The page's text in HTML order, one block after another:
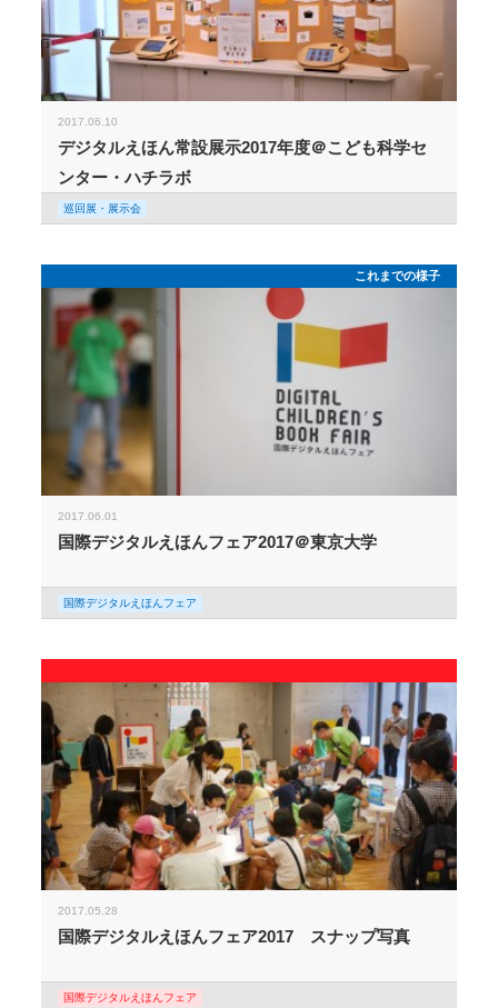
2017.06.10
デジタルえほん常設展示2017年度＠こども科学セ
ンター・ハチラボ
巡回展・展示会
これまでの様子
2017.06.01
国際デジタルえほんフェア2017＠東京大学
国際デジタルえほんフェア
2017.05.28
国際デジタルえほんフェア2017 スナップ写真
国際デジタルえほんフェア